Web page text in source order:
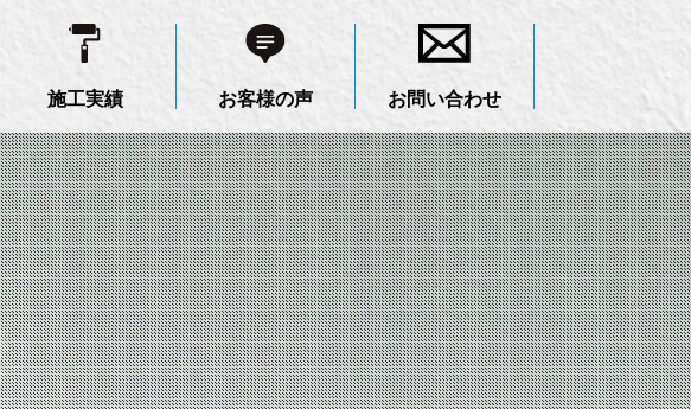
施工実績 お客様の声 お問い合わせ